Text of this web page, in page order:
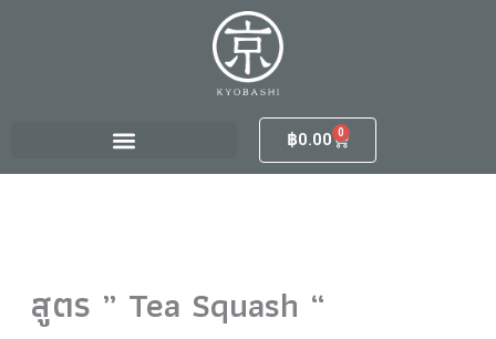
฿0.00 0
Cart
สูตร ” Tea Squash “